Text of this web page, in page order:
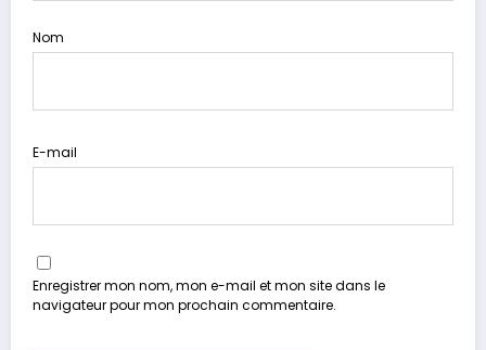
Nom
E-mail
Enregistrer mon nom, mon e-mail et mon site dans le
navigateur pour mon prochain commentaire.